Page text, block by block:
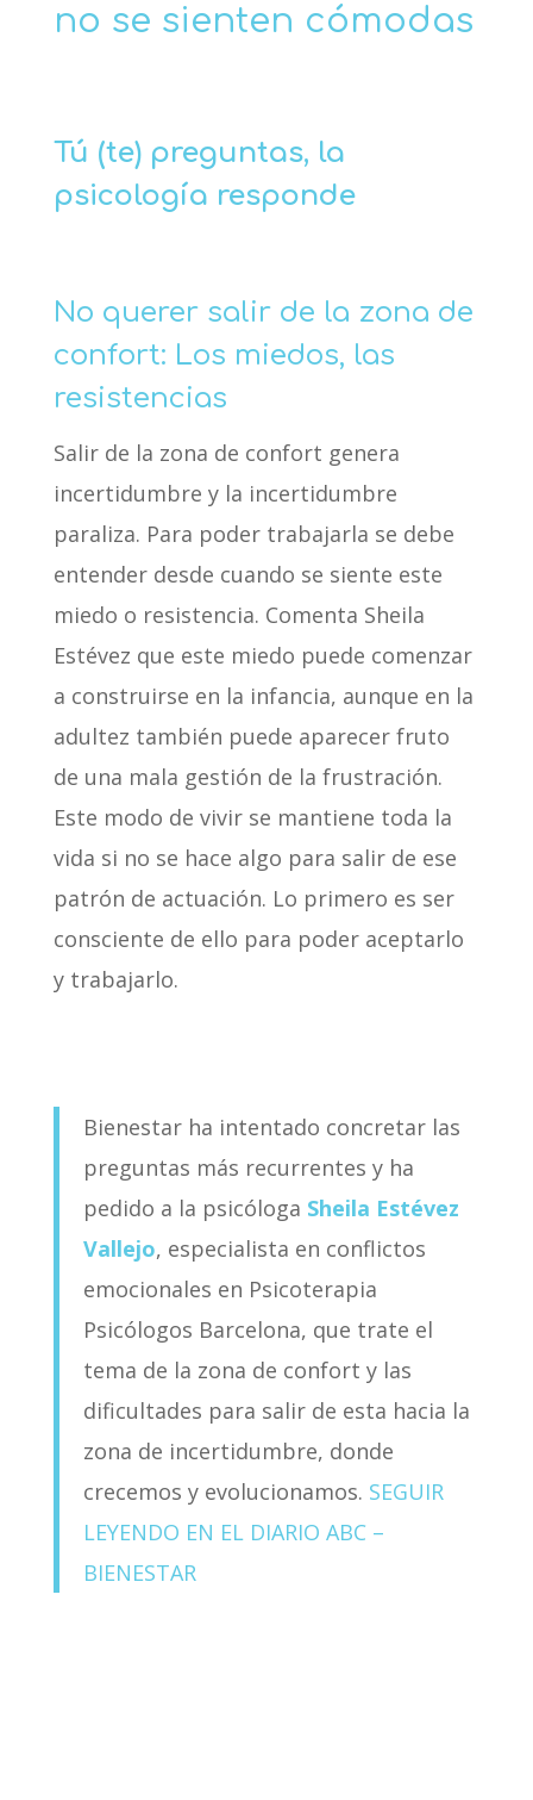
no se sienten cómodas
Tú (te) preguntas, la
psicología responde
No querer salir de la zona de
confort: Los miedos, las
resistencias
Salir de la zona de confort genera
incertidumbre y la incertidumbre
paraliza. Para poder trabajarla se debe
entender desde cuando se siente este
miedo o resistencia. Comenta Sheila
Estévez que este miedo puede comenzar
a construirse en la infancia, aunque en la
adultez también puede aparecer fruto
de una mala gestión de la frustración.
Este modo de vivir se mantiene toda la
vida si no se hace algo para salir de ese
patrón de actuación. Lo primero es ser
consciente de ello para poder aceptarlo
y trabajarlo.
Bienestar ha intentado concretar las
preguntas más recurrentes y ha
pedido a la psicóloga Sheila Estévez
Vallejo, especialista en conflictos
emocionales en Psicoterapia
Psicólogos Barcelona, que trate el
tema de la zona de confort y las
dificultades para salir de esta hacia la
zona de incertidumbre, donde
crecemos y evolucionamos. SEGUIR
LEYENDO EN EL DIARIO ABC –
BIENESTAR